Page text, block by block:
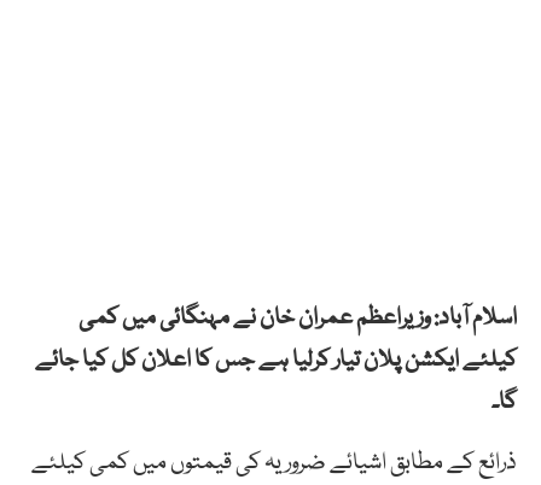
اسلام آباد: وزیراعظم عمران خان نے مہنگائی میں کمی
کیلئے ایکشن پلان تیار کرلیا ہے جس کا اعلان کل کیا جائے
گا۔
ذرائع کے مطابق اشیائے ضروریہ کی قیمتوں میں کمی کیلئے